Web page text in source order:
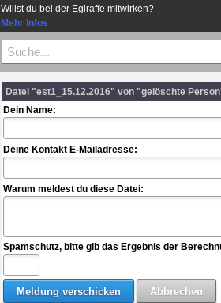
Willst du bei der Egiraffe mitwirken?
Mehr Infos
Datei "est1_15.12.2016" von "gelöschte
Dein Name:
Deine Kontakt E-Mailadresse:
Warum meldest du diese Datei:
Spamschutz, bitte gib das Ergebnis der